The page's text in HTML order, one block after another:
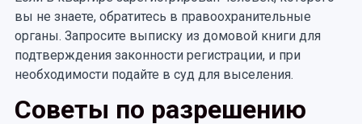
вы не знаете, обратитесь в правоохранительные
органы. Запросите выписку из домовой книги для
подтверждения законности регистрации, и при
необходимости подайте в суд для выселения.
Советы по разрешению